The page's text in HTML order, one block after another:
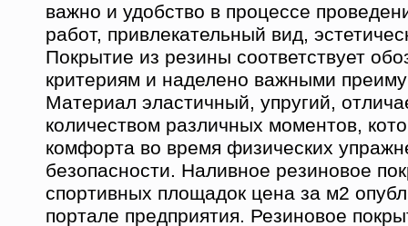
важно и удобство в процессе
работ, привлекательный вид,
Покрытие из резины соответствует
критериям и наделено важными
Материал эластичный, упругий,
количеством различных моментов,
комфорта во время физических
безопасности. Наливное резиновое
спортивных площадок цена за м2
портале предприятия. Резиновое